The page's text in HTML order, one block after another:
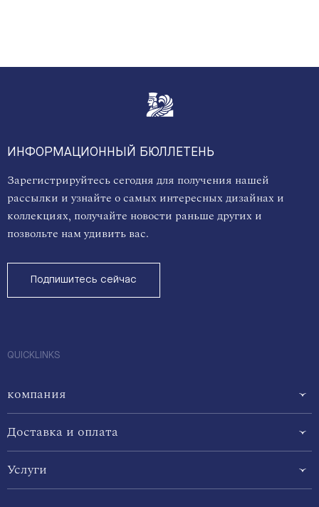
ИНФОРМАЦИОННЫЙ БЮЛЛЕТЕНЬ
Зарегистрируйтесь сегодня для получения нашей
рассылки и узнайте о самых интересных дизайнах и
коллекциях, получайте новости раньше других и
позвольте нам удивить вас.
Подпишитесь сейчас
QUICKLINKS
компания
Доставка и оплата
Услуги